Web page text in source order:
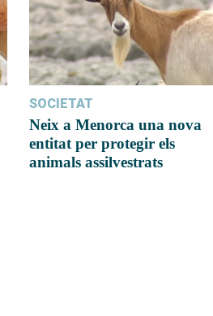
SOCIETAT
Neix a Menorca una nova
entitat per protegir els
animals assilvestrats